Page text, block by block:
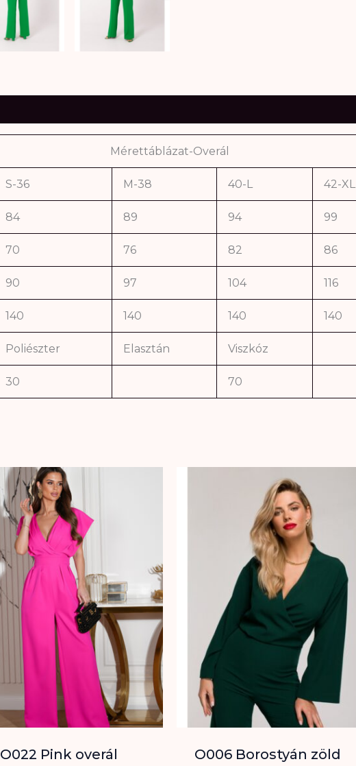
Mérettáblázat-Overál
S-36 M-38 40-L 42-XL
84 89 94 99
70 76 82 86
90 97 104 116
140 140 140 140
Poliészter Elasztán Viszkóz
30 70
O022 Pink overál
O006 Borostyán zöld